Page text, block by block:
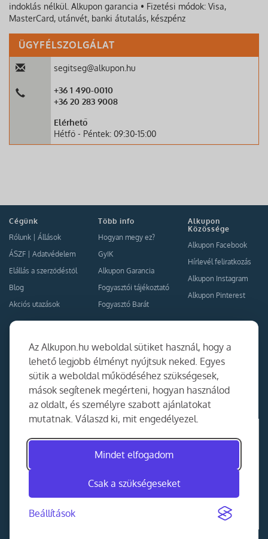
Az Alkupon.hu weboldal sütiket használ, hogy a
lehető legjobb élményt nyújtsuk neked. Egyes
sütik a weboldal működéséhez szükségesek,
mások segítenek megérteni, hogyan használod
az oldalt, és személyre szabott ajánlatokat
mutatnak. Válaszd ki, mit engedélyezel.
Mindet elfogadom
Csak a szükségeseket
Beállítások
indoklás nélkül. Alkupon garancia • Fizetési módok: Visa,
MasterCard, utánvét, banki átutalás, készpénz
ÜGYFÉLSZOLGÁLAT
segitseg@alkupon.hu
+36 1 490-0010
+36 20 283 9008
Elérhető
Hétfő - Péntek: 09:30-15:00
Cégünk
Rólunk
Állások
ÁSZF
Adatvédelem
Elállás a szerződéstől
Blog
Akciós utazások
Több info
Hogyan megy ez?
GyIK
Alkupon Garancia
Fogyasztói tájékoztató
Fogyasztó Barát
Alkupon
Közössége
Alkupon Facebook
Hírlevél feliratkozás
Alkupon Instagram
Alkupon Pinterest
Együttműködés
Kapcsolat
Ajánlj nekünk!
Partner Belépés